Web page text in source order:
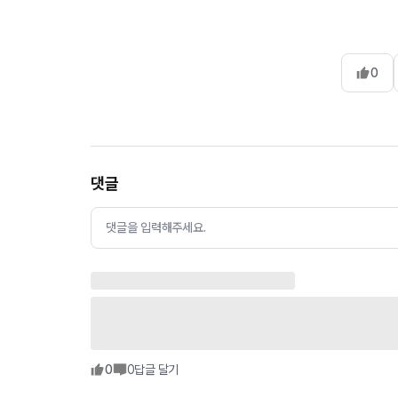
0
댓글
댓글을 입력해주세요.
0 0답글 달기